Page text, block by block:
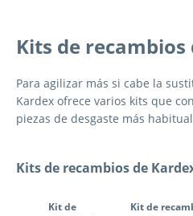
Kits de recambios
Para agilizar más si cabe la
Kardex ofrece varios kits que
piezas de desgaste más
Kits de recambios de
Kit de
Kit de